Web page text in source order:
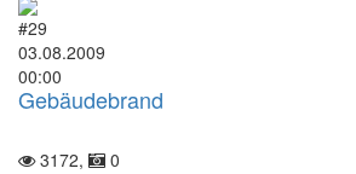
#29
03.08.2009
00:00
Gebäudebrand
3172, 0